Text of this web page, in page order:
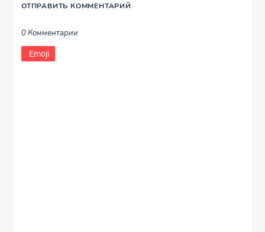
ОТПРАВИТЬ КОММЕНТАРИЙ
0 Комментарии
Emoji